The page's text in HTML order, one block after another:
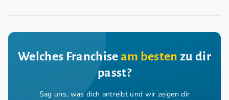
Welches Franchiseam besten zu dir
passt?
Sag uns, was dich antreibt und wir zeigen dir